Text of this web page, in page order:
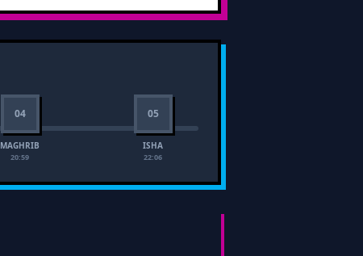
04
MAGHRIB
20:59
05
ISHA
22:06